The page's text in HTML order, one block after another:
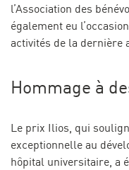
l’Association des
également eu
activités de la dernière
Hommage à
Le prix Ilios, qui
exceptionnelle au
hôpital universitaire, a